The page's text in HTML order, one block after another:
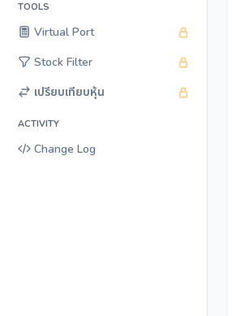
TOOLS
Virtual Port
Stock Filter
เปรียบเทียบหุ้น
ACTIVITY
Change Log